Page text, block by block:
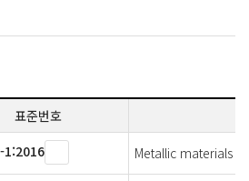
표준번호
1:2016 Metallic materials